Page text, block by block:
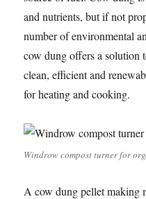
and nutrients, but if not
number of environmental
cow dung offers a solution
clean, efficient and
for heating and cooking.
Windrow compost turner for
A cow dung pellet making